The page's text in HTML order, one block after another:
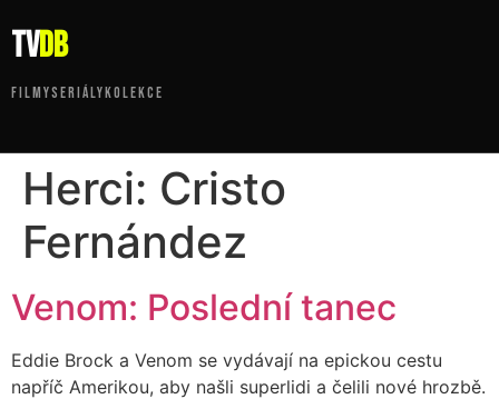
tvDB
FILMYSERIÁLY KOLEKCE
Herci: Cristo
Fernández
Venom: Poslední tanec
Eddie Brock a Venom se vydávají na epickou cestu
napříč Amerikou, aby našli superlidi a čelili nové hrozbě.